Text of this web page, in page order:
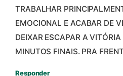
TRABALHAR
EMOCIONAL E ACABAR DE
DEIXAR ESCAPAR A
MINUTOS FINAIS. PRA
Responder